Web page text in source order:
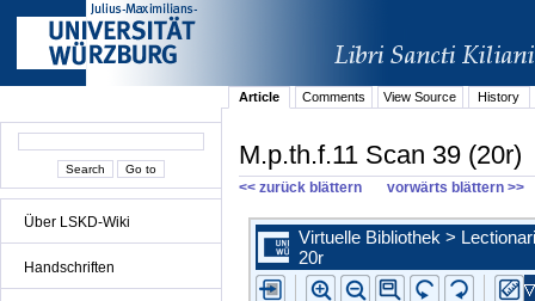
Über LSKD-Wiki
Handschriften
Article Comments View Source History
M.p.th.f.11 Scan 39 (20r)
<< zurück blättern vorwärts blättern >>